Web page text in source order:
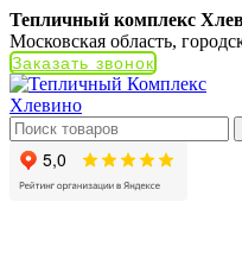
Тепличный комплекс
Московская область,
Заказать звонок